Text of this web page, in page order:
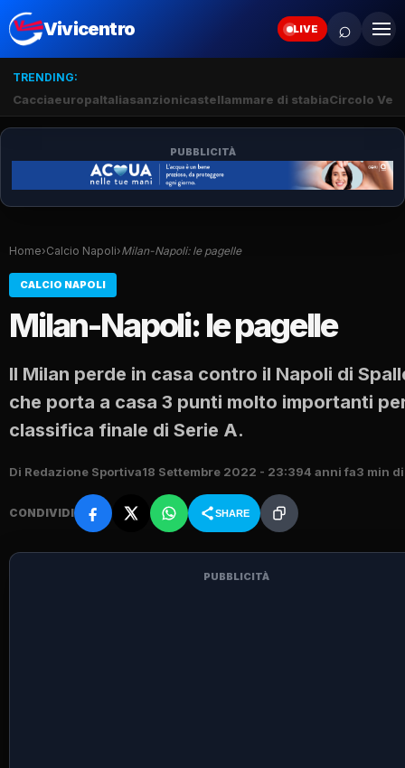
Vivicentro LIVE ⌕
TRENDING:
CacciaeuropaItaliasanzionicastellammare di stabiaCircolo
PUBBLICITÀ
Home›Calcio Napoli›Milan-Napoli: le pagelle
CALCIO NAPOLI
Milan-Napoli: le pagelle
Il Milan perde in casa contro il Napoli di
che porta a casa 3 punti molto importanti
classifica finale di Serie A.
Di Redazione Sportiva18 Settembre 2022 - 23:394 anni fa3 min
CONDIVIDI SHARE
PUBBLICITÀ